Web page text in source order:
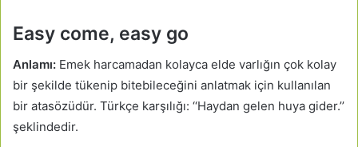
Easy come, easy go
Anlamı: Emek harcamadan kolayca elde varlığın çok kolay
bir şekilde tükenip bitebileceğini anlatmak için kullanılan
bir atasözüdür. Türkçe karşılığı: ‘‘Haydan gelen huya gider.’’
şeklindedir.